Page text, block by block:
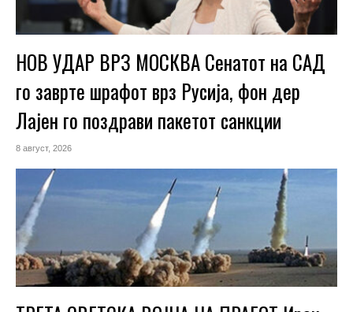
НОВ УДАР ВРЗ МОСКВА Сенатот на САД
го заврте шрафот врз Русија, фон дер
Лајен го поздрави пакетот санкции
8 август, 2026